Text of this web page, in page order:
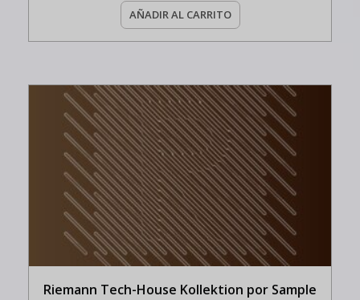
AÑADIR AL CARRITO
Riemann Tech-House Kollektion por Sample